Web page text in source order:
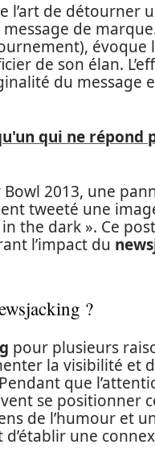
l’art de détourner
de
évoque
de son élan.
du message
qui ne répond
2013, une
tweeté une
the dark ». Ce
l’impact du
?
pour plusieurs
la visibilité et
que
se positionner
de l’humour et
une